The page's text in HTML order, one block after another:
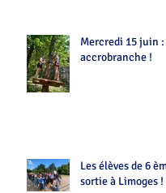
Mercredi 15 juin
accrobranche !
Les élèves de 6
sortie à Limoges !